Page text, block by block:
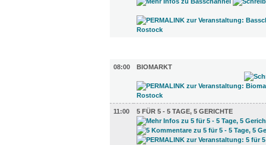
08:00
BIOMARKT
11:00 5 FÜR 5 - 5 TAGE, 5 GERICHTE